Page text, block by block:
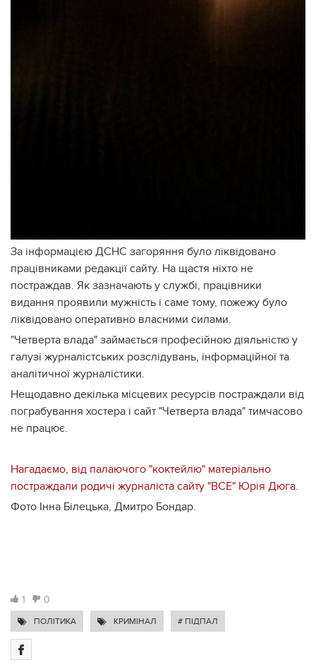
За інформацією ДСНС загоряння було ліквідовано
працівниками редакції сайту. На щастя ніхто не
постраждав. Як зазначають у службі, працівники
видання проявили мужність і саме тому, пожежу було
ліквідовано оперативно власними силами.
"Четверта влада" займається професійною діяльністю у
галузі журналістських розслідувань, інформаційної та
аналітичної журналістики.
Нещодавно декілька місцевих ресурсів постраждали від
пограбування хостера і сайт "Четверта влада" тимчасово
не працює.
Нагадаємо, від палаючого "коктейлю" матеріально
постраждали родичі журналіста сайту "ВСЕ" Юрія Дюга.
Фото Інна Білецька, Дмитро Бондар.
1 0
ПОЛІТИКА КРИМІНАЛ # ПІДПАЛ